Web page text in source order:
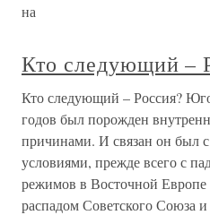
на
Кто следующий –
Кто следующий – Россия?
годов был порожден
причинами. И связан он был
условиями, прежде всего с
режимов в Восточной Европе
распадом Советского Союза и